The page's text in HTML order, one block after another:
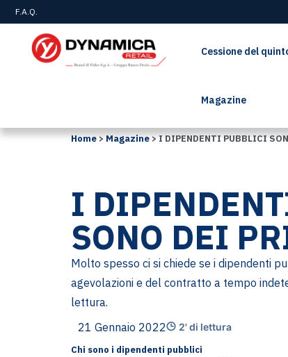
F.A.Q.
Cessione del
Magazine
Home>Magazine>I DIPENDENTI PUBBLICI
I
SONO DEI
Molto spesso ci si chiede se i dipendenti
agevolazioni e del contratto a tempo
lettura.
21 Gennaio 2022
2' di lettura
Chi sono i dipendenti pubblici